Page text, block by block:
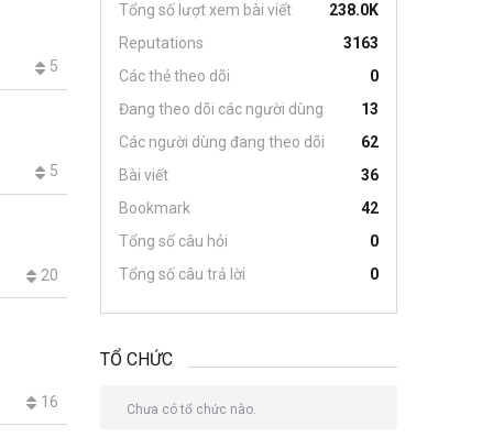
5
5
20
16
Tổng số lượt xem bài viết
238.0K
Reputations
3163
Các thẻ theo dõi
0
Đang theo dõi các người dùng
13
Các người dùng đang theo dõi
62
Bài viết
36
Bookmark
42
Tổng số câu hỏi
0
Tổng số câu trả lời
0
TỔ CHỨC
Chưa có tổ chức nào.